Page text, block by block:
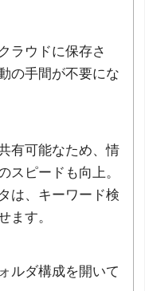
ラウドに保存さ
の手間が不要にな
有可能なため、情
スピードも向上。
は、キーワード検
ます。
ルダ構成を開いて